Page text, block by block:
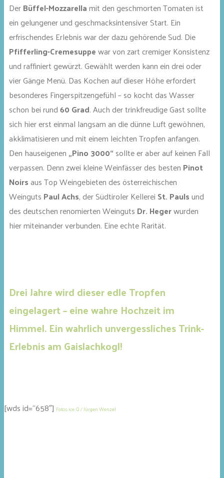
DerBüffel-Mozzarellamit den geschmorten Tomaten ist
ein gelungener und geschmacksintensiver Start. Ein
erfrischendes Erlebnis war der dazu gehörende Sud. Die
Pfifferling-Cremesuppewar von zart cremiger Konsistenz
und raffiniert gewürzt. Gewählt werden kann ein drei oder
vier Gänge Menü. Das Kochen auf dieser Höhe erfordert
besonderes Fingerspitzengefühl – so kocht das Wasser
schon bei rund60 Grad. Auch der trinkfreudige Gast sollte
sich hier erst einmal langsam an die dünne Luft gewöhnen,
akklimatisieren und mit einem leichten Tropfen anfangen.
Den hauseigenen „Pino 3000“sollte er aber auf keinen Fall
verpassen. Denn zwei kleine Weinfässer des besten Pinot
Noirsaus Top Weingebieten des österreichischen
Weinguts Paul Achs, der Südtiroler Kellerei St. Paulsund
des deutschen renomierten Weinguts Dr. Hegerwurden
hier miteinander verbunden. Eine echte Rarität.
Drei Jahre wird dieser edle Tropfen
eingelagert – eine wahre Hochzeit im
Himmel. Ein wahrlich unvergessliches Trink-
Erlebnis am Gaislachkogl!
[wds id=“658″] Fotos: ice Q / Jürgen Wenzel